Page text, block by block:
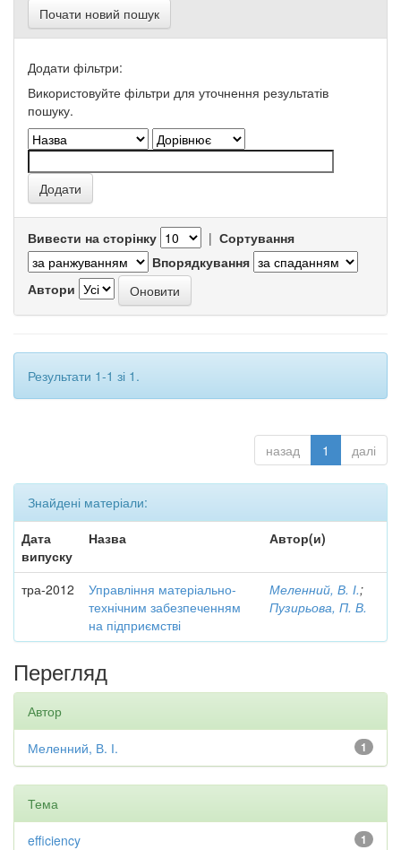
Почати новий пошук
Додати фільтри:
Використовуйте фільтри для уточнення результатів
пошуку.
Вивести на сторінку | Сортування
Впорядкування
Автори
Результати 1-1 зі 1.
назад 1 далі
Знайдені матеріали:
Дата
випуску
Назва Автор(и)
тра-2012
Управління матеріально-
технічним забезпеченням
на підприємстві
Меленний, В. І.;
Пузирьова, П. В.
Перегляд
Автор
1
Меленний, В. І.
Тема
1
efficiency